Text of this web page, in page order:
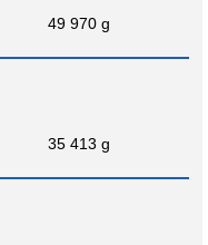
49 970 g
35 413 g